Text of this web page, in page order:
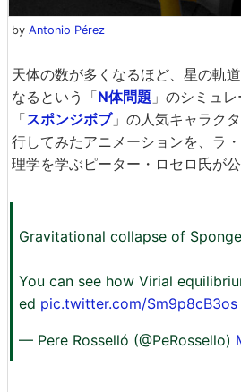
by Antonio Pérez
天体の数が多くなるほど、星の軌
なるという「N体問題 」のシミュ
「スポンジボブ」の人気キャラク
行してみたアニメーションを、ラ
理学を学ぶピーター・ロセロ氏が公
Gravitational collapse of
You can see how Virial
ed pic.twitter.com/Sm9p8cB3os
— Pere Rosselló (@PeRossello)